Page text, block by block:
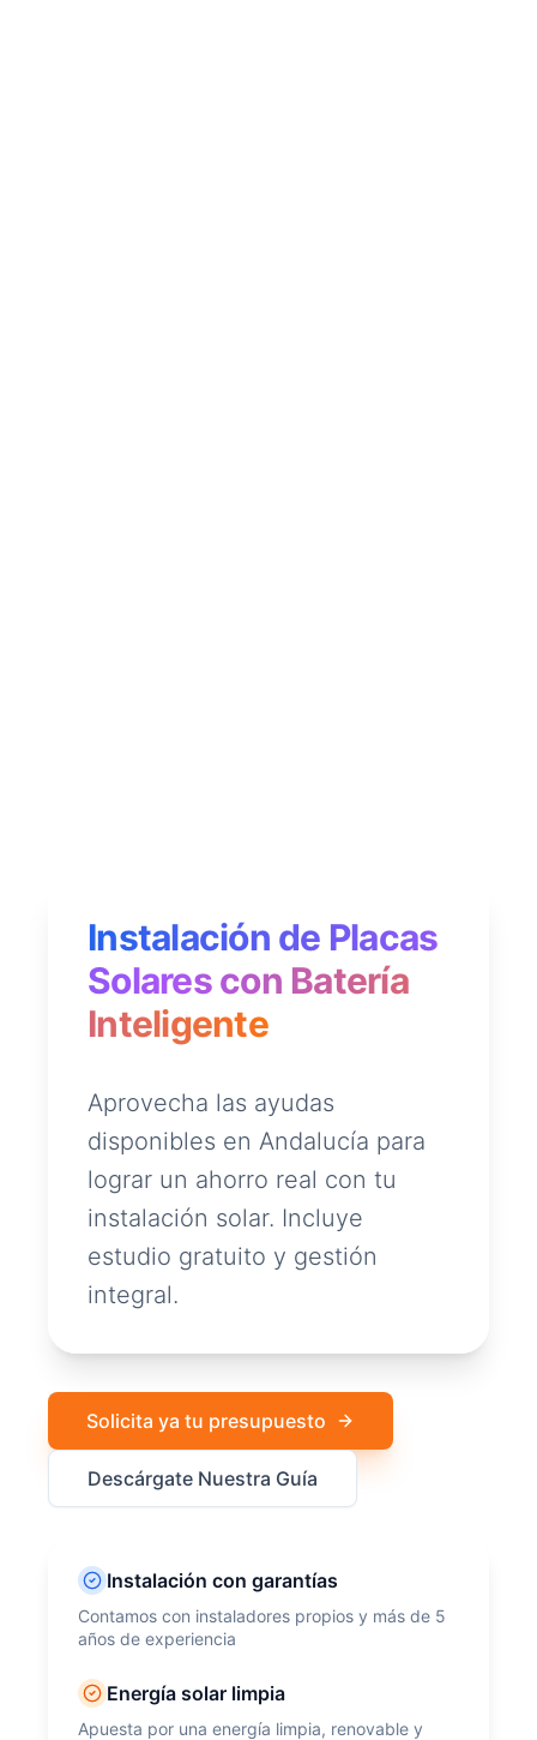
Instalación de Placas
Solares con Batería
Inteligente
Aprovecha las ayudas
disponibles en Andalucía para
lograr un ahorro real con tu
instalación solar. Incluye
estudio gratuito y gestión
integral.
Solicita ya tu presupuesto
Descárgate Nuestra Guía
Instalación con garantías
Contamos con instaladores propios y más de 5
años de experiencia
Energía solar limpia
Apuesta por una energía limpia, renovable y